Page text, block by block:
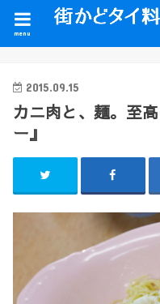
menu
2015.09.15
カニ肉と、麺。至
ー』